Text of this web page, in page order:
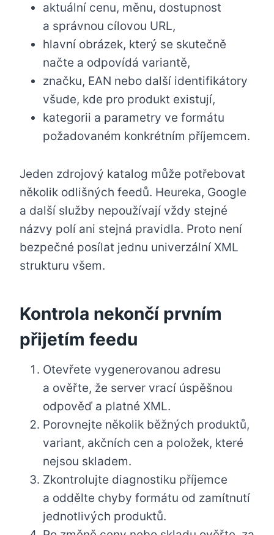
aktuální cenu, měnu, dostupnost
a správnou cílovou URL,
hlavní obrázek, který se skutečně
načte a odpovídá variantě,
značku, EAN nebo další identifikátory
všude, kde pro produkt existují,
kategorii a parametry ve formátu
požadovaném konkrétním příjemcem.
Jeden zdrojový katalog může potřebovat
několik odlišných feedů. Heureka, Google
a další služby nepoužívají vždy stejné
názvy polí ani stejná pravidla. Proto není
bezpečné posílat jednu univerzální XML
strukturu všem.
Kontrola nekončí prvním
přijetím feedu
Otevřete vygenerovanou adresu
a ověřte, že server vrací úspěšnou
odpověď a platné XML.
Porovnejte několik běžných produktů,
variant, akčních cen a položek, které
nejsou skladem.
Zkontrolujte diagnostiku příjemce
a oddělte chyby formátu od zamítnutí
jednotlivých produktů.